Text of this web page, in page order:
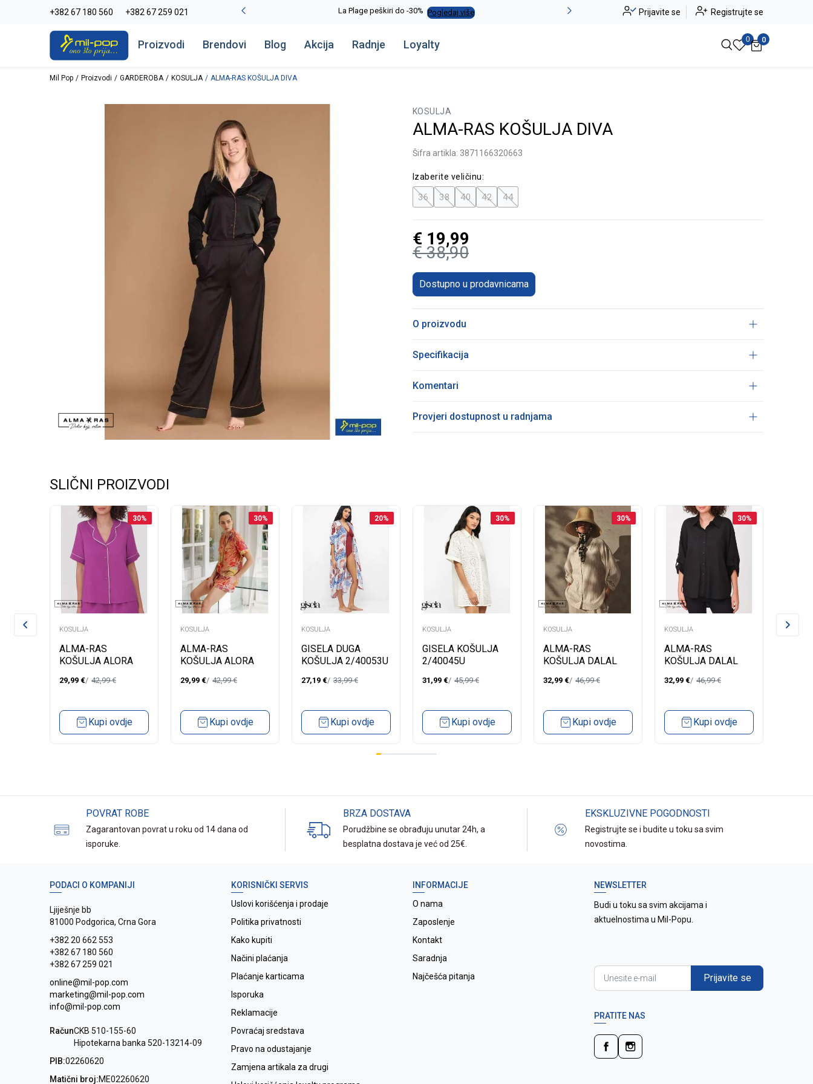
+382 67 180 560 +382 67 259 021
-20% na kompletan asortiman Pogledaj više La Plage peškiri do -30% Pogledaj više Alma Ras do -50% Pogledaj više
Prijavite se Registrujte se
Proizvodi Brendovi Blog Akcija Radnje Loyalty 0 0
Mil Pop Proizvodi GARDEROBA KOSULJA ALMA-RAS KOŠULJA DIVA
KOSULJA
ALMA-RAS KOŠULJA DIVA
Šifra artikla: 3871166320663
Izaberite veličinu:
36 38 40 42 44
€ 38,90
€ 19,99
Dostupno u prodavnicama
O proizvodu
Specifikacija
Komentari
Provjeri dostupnost u radnjama
SLIČNI PROIZVODI
30%
KOSULJA
ALMA-RAS
KOŠULJA ALORA
29,99 € 42,99€
Kupi ovdje
30%
KOSULJA
ALMA-RAS
KOŠULJA ALORA
29,99 € 42,99€
Kupi ovdje
20%
KOSULJA
GISELA DUGA
KOŠULJA 2/40053U
27,19 € 33,99€
Kupi ovdje
30%
KOSULJA
GISELA KOŠULJA
2/40045U
31,99 € 45,99€
Kupi ovdje
30%
KOSULJA
ALMA-RAS
KOŠULJA DALAL
32,99 € 46,99€
Kupi ovdje
30%
KOSULJA
ALMA-RAS
KOŠULJA DALAL
32,99 € 46,99€
Kupi ovdje
POVRAT ROBE
Zagarantovan povrat u roku od 14 dana od
isporuke.
BRZA DOSTAVA
Porudžbine se obrađuju unutar 24h, a
besplatna dostava je već od 25€.
EKSKLUZIVNE POGODNOSTI
Registrujte se i budite u toku sa svim
novostima.
PODACI O KOMPANIJI
Ljiješnje bb
81000 Podgorica, Crna Gora
+382 20 662 553
+382 67 180 560
+382 67 259 021
online@mil-pop.com
marketing@mil-pop.com
info@mil-pop.com
RačunCKB 510-155-60
Hipotekarna banka 520-13214-09
PIB:02260620
Matični broj:ME02260620
KORISNIČKI SERVIS
Uslovi korišćenja i prodaje
Politika privatnosti
Kako kupiti
Načini plaćanja
Plaćanje karticama
Isporuka
Reklamacije
Povraćaj sredstava
Pravo na odustajanje
Zamjena artikala za drugi
INFORMACIJE
O nama
Zaposlenje
Kontakt
Saradnja
Najčešća pitanja
NEWSLETTER
Budi u toku sa svim akcijama i
aktuelnostima u Mil-Popu.
Prijavite se
PRATITE NAS